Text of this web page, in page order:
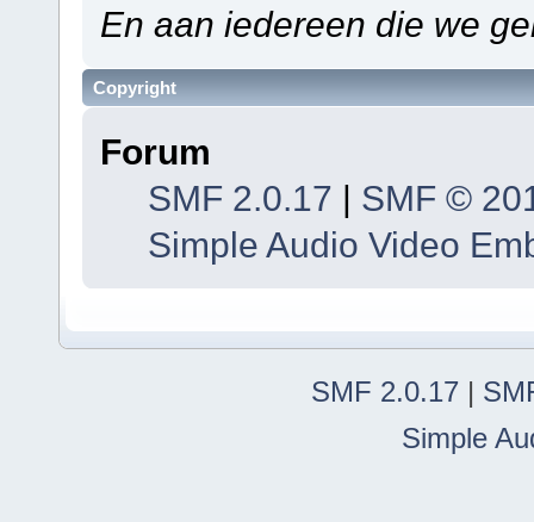
En aan iedereen die we
Copyright
Forum
SMF 2.0.17 | SMF ©
Simple Audio Video
SMF 2.0.17 |
Simple